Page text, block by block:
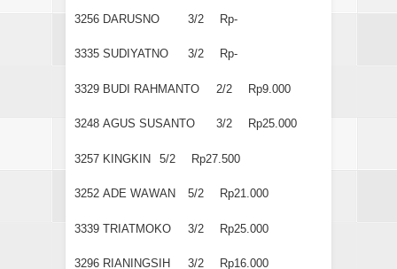
3256 DARUSNO 3/2 Rp-
3335 SUDIYATNO 3/2 Rp-
3329 BUDI RAHMANTO 2/2 Rp9.000
3248 AGUS SUSANTO 3/2 Rp25.000
3257 KINGKIN 5/2 Rp27.500
3252 ADE WAWAN 5/2 Rp21.000
3339 TRIATMOKO 3/2 Rp25.000
3296 RIANINGSIH 3/2 Rp16.000